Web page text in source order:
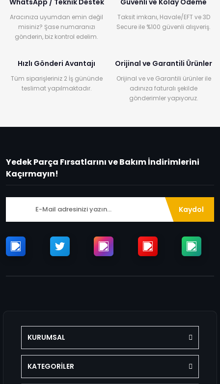
WhatsApp / Teknik Destek
Aracınıza uyumdan emin değil
misiniz? Şase numaranızı
gönderin, biz kontrol edelim.
Güvenli ve Kolay Ödeme
Taksit imkanı, Havale/EFT ve 3D
Secure ile %100 güvenli alışveriş.
Hızlı Gönderi Avantajı
Tüm siparişleriniz 2 İş gününde
teslimat yapılmaktadır.
Orijinal ve Garantili Ürünler
Orijinal ve ve Garantili ürünler ile
adınıza faturalı şekilde
gönderimler yapıyoruz.
Yedek Parça Fırsatlarını ve Bakım İndirimlerini
Kaçırmayın!
Kaydol
KURUMSAL
KATEGORİLER